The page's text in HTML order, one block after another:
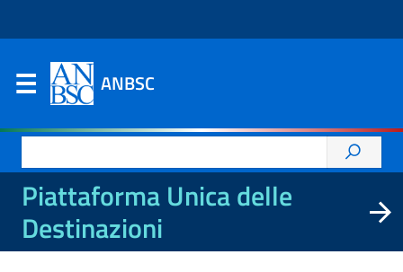
ANBSC
per:
Piattaforma Unica delle
Destinazioni